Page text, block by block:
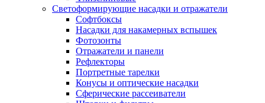
Светоформирующие насадки и отражатели
Софтбоксы
Насадки для накамерных вспышек
Фотозонты
Отражатели и панели
Рефлекторы
Портретные тарелки
Конусы и оптические насадки
Сферические рассеиватели